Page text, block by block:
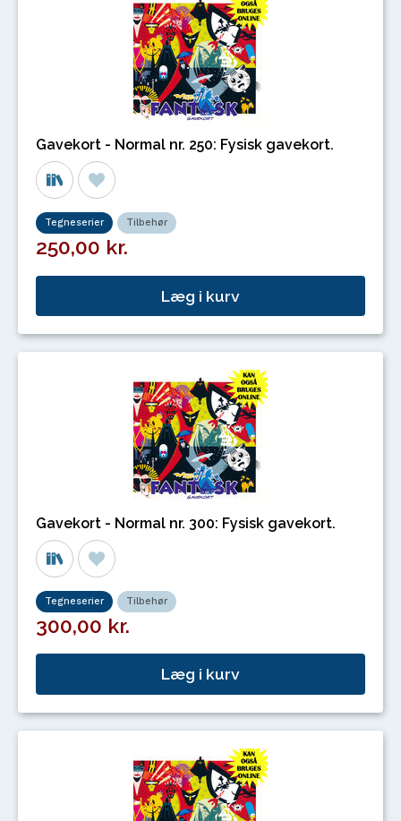
Gavekort - Normal nr. 250: Fysisk gavekort.
Tegneserier Tilbehør
250,00 kr.
Læg i kurv
Gavekort - Normal nr. 300: Fysisk gavekort.
Tegneserier Tilbehør
300,00 kr.
Læg i kurv